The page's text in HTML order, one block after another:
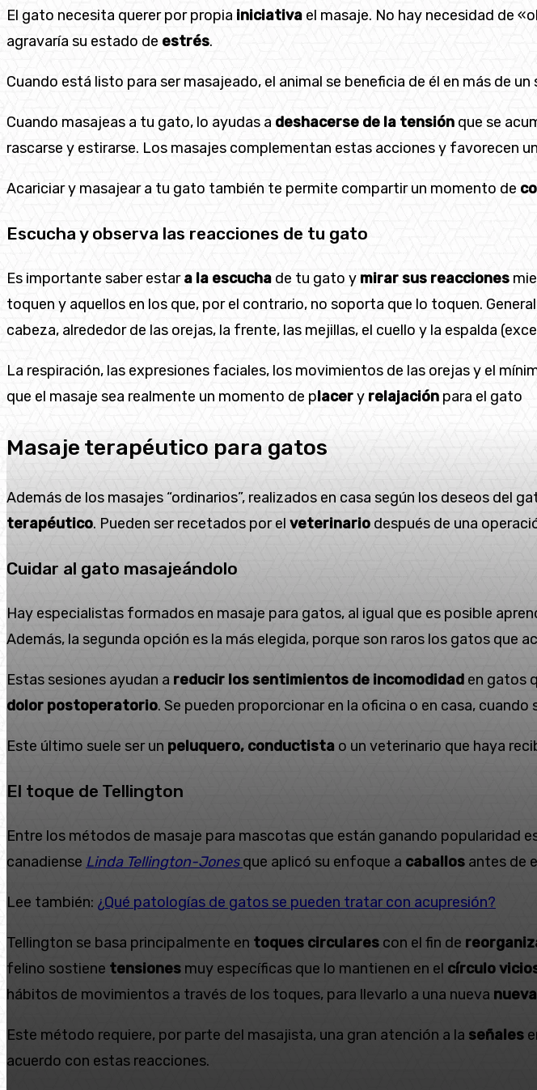
El gato necesita querer por propia iniciativa el masaje. No hay necesidad de
agravaría su estado de estrés.
Cuando está listo para ser masajeado, el animal se beneficia de él en más de
Cuando masajeas a tu gato, lo ayudas a deshacerse de la tensión que se
rascarse y estirarse. Los masajes complementan estas acciones y favorecen
Acariciar y masajear a tu gato también te permite compartir un momento de
Escucha y observa las reacciones de tu gato
Es importante saber estara la escucha de tu gato y mirar sus reacciones
toquen y aquellos en los que, por el contrario, no soporta que lo toquen.
cabeza, alrededor de las orejas, la frente, las mejillas, el cuello y la espalda
La respiración, las expresiones faciales, los movimientos de las orejas y el
que el masaje sea realmente un momento de placery relajación para el gato
Masaje terapéutico para gatos
Además de los masajes “ordinarios”, realizados en casa según los deseos del
terapéutico. Pueden ser recetados por el veterinario después de una
Cuidar al gato masajeándolo
Hay especialistas formados en masaje para gatos, al igual que es posible
Además, la segunda opción es la más elegida, porque son raros los gatos que
Estas sesiones ayudan a reducir los sentimientos de incomodidad en gatos
dolor postoperatorio. Se pueden proporcionar en la oficina o en casa,
Este último suele ser un peluquero, conductista o un veterinario que haya
El toque de Tellington
Entre los métodos de masaje para mascotas que están ganando popularidad
canadiense Linda Tellington-Jonesque aplicó su enfoque a caballos antes de
Lee también: ¿Qué patologías de gatos se pueden tratar con acupresión?
Tellington se basa principalmente en toques circulares con el fin de
felino sostiene tensiones muy específicas que lo mantienen en el círculo
hábitos de movimientos a través de los toques, para llevarlo a una nueva
Este método requiere, por parte del masajista, una gran atención a la señales
acuerdo con estas reacciones.